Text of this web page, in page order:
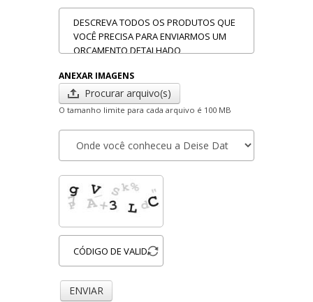
ANEXAR IMAGENS
Procurar arquivo(s)
O tamanho limite para cada arquivo é 100 MB
ENVIAR